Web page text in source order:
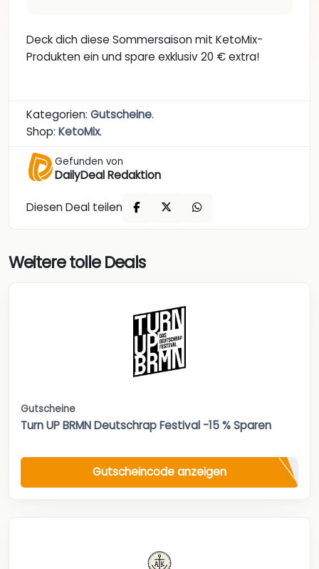
Deck dich diese Sommersaison mit KetoMix-
Produkten ein und spare exklusiv 20 € extra!
Kategorien: Gutscheine.
Shop: KetoMix.
Gefunden von
DailyDeal Redaktion
Diesen Deal teilen
Weitere tolle Deals
Gutscheine
Turn UP BRMN Deutschrap Festival -15 % Sparen
Gutscheincode anzeigen